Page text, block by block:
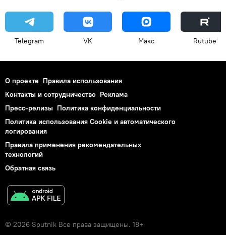
Telegram VK Макс Rutube
О проекте Правила использования
Контакты и сотрудничество Реклама
Пресс-релизы Политика конфиденциальности
Политика использования Cookie и автоматического
логирования
Правила применения рекомендательных
технологий
Обратная связь
© 2026 Sputnik Все права защищены. 18+